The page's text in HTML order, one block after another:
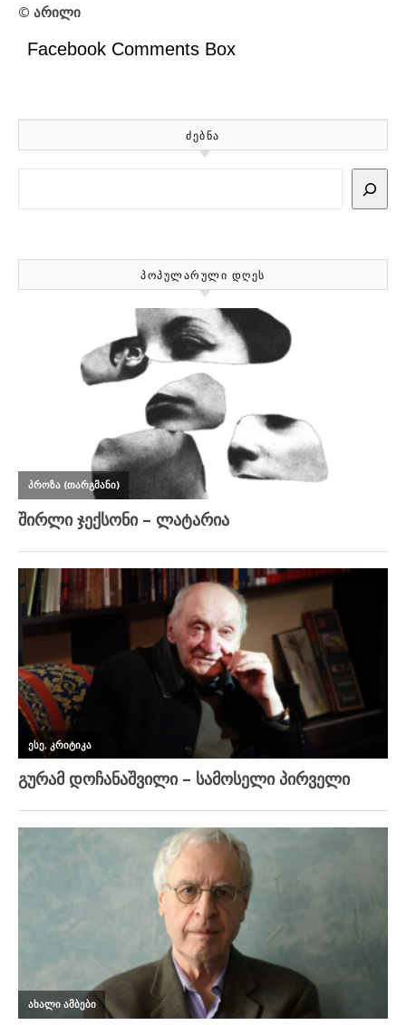
© არილი
Facebook Comments Box
ᲫᲔᲑᲜᲐ
ᲞᲝᲞᲣᲚᲐᲠᲣᲚᲘ ᲓᲦᲔᲡ